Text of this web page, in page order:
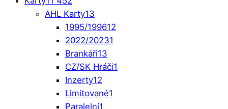
AHL Karty13
1995/199612
2022/20231
Brankáři13
CZ/SK Hráči1
Inzerty12
Limitované1
Paralelní1